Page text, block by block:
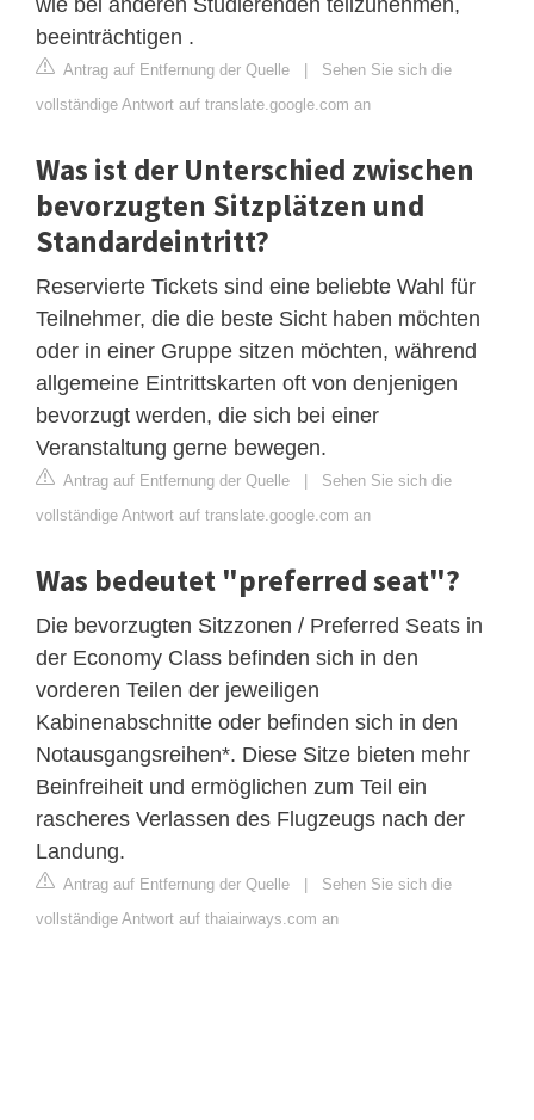
beeinträchtigen .
Antrag auf Entfernung der Quelle | Sehen Sie sich die
vollständige Antwort auf translate.google.com an
Was ist der Unterschied zwischen
bevorzugten Sitzplätzen und
Standardeintritt?
Reservierte Tickets sind eine beliebte Wahl für
Teilnehmer, die die beste Sicht haben möchten
oder in einer Gruppe sitzen möchten, während
allgemeine Eintrittskarten oft von denjenigen
bevorzugt werden, die sich bei einer
Veranstaltung gerne bewegen.
Antrag auf Entfernung der Quelle | Sehen Sie sich die
vollständige Antwort auf translate.google.com an
Was bedeutet "preferred seat"?
Die bevorzugten Sitzzonen / Preferred Seats in
der Economy Class befinden sich in den
vorderen Teilen der jeweiligen
Kabinenabschnitte oder befinden sich in den
Notausgangsreihen*. Diese Sitze bieten mehr
Beinfreiheit und ermöglichen zum Teil ein
rascheres Verlassen des Flugzeugs nach der
Landung.
Antrag auf Entfernung der Quelle | Sehen Sie sich die
vollständige Antwort auf thaiairways.com an